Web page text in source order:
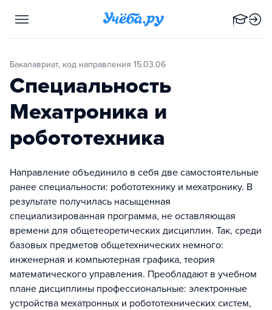
Бакалавриат, код направления 15.03.06
Специальность
Мехатроника и
робототехника
Направление объединило в себя две самостоятельные
ранее специальности: робототехнику и мехатронику. В
результате получилась насыщенная
специализированная программа, не оставляющая
времени для общетеоретических дисциплин. Так, среди
базовых предметов общетехнических немного:
инженерная и компьютерная графика, теория
математического управления. Преобладают в учебном
плане дисциплины профессиональные: электронные
устройства мехатронных и робототехнических систем,